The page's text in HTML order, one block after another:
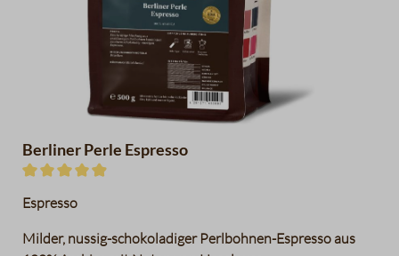
Berliner Perle Espresso
Espresso
Milder, nussig-schokoladiger Perlbohnen-Espresso aus